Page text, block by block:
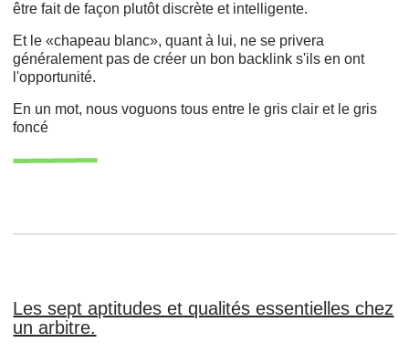
être fait de façon plutôt discrète et intelligente.
Et le «chapeau blanc», quant à lui, ne se privera
généralement pas de créer un bon backlink s'ils en ont
l'opportunité.
En un mot, nous voguons tous entre le gris clair et le gris
foncé
Les sept aptitudes et qualités essentielles chez
un arbitre.